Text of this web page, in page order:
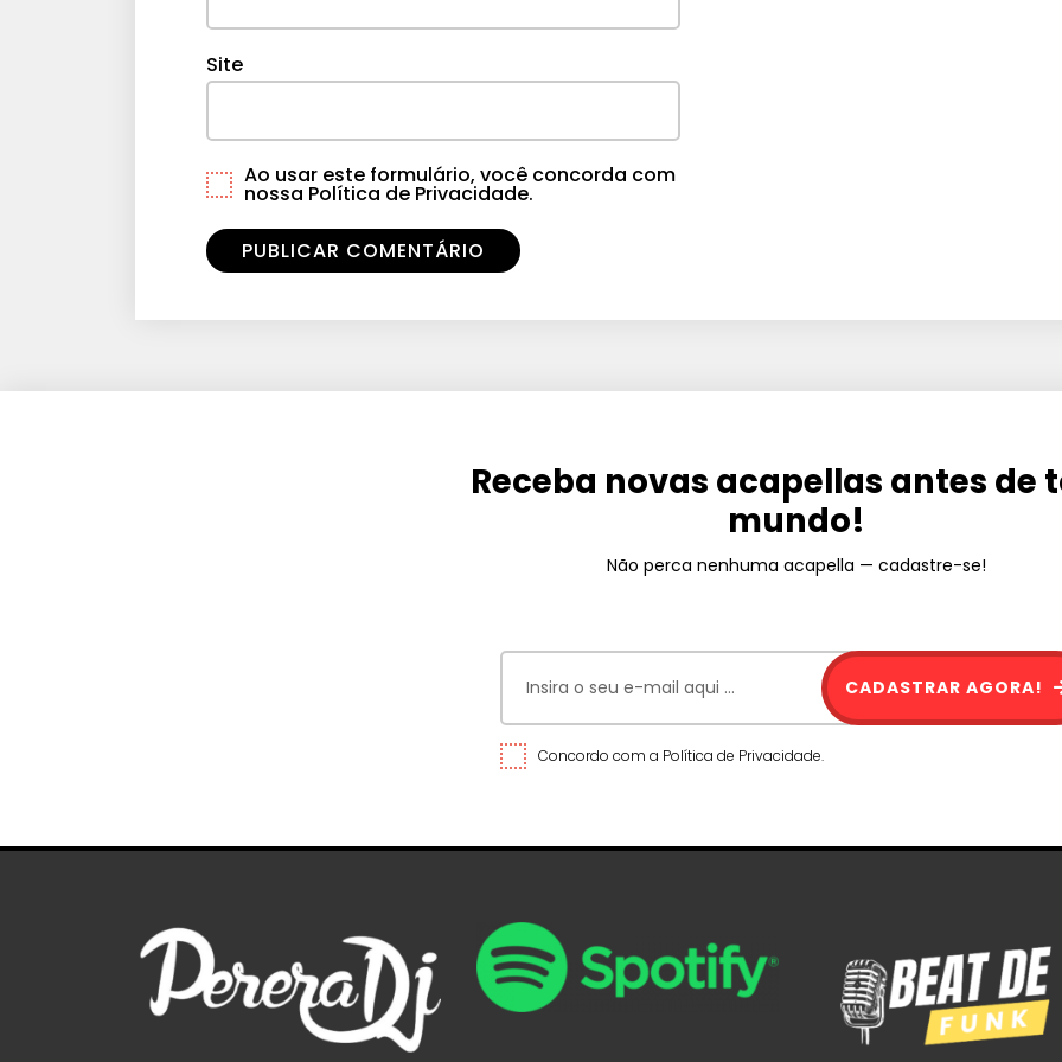
Site
Ao usar este formulário, você concorda com
nossa Política de Privacidade.
Receba novas acapellas antes de
mundo!
Não perca nenhuma acapella — cadastre-se!
Concordo com a Política de Privacidade.
CADASTRAR AGORA!